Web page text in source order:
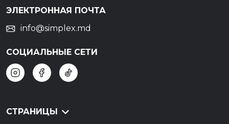
ЭЛЕКТРОННАЯ ПОЧТА
info@simplex.md
СОЦИАЛЬНЫЕ СЕТИ
СТРАНИЦЫ